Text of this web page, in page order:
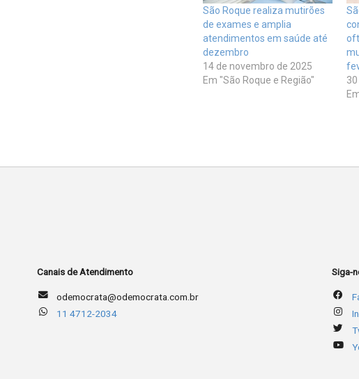
São Roque realiza mutirões
de exames e amplia
atendimentos em saúde até
dezembro
14 de novembro de 2025
Em "São Roque e Região"
Canais de Atendimento
odemocrata@odemocrata.com.br
11 4712-2034
Siga-